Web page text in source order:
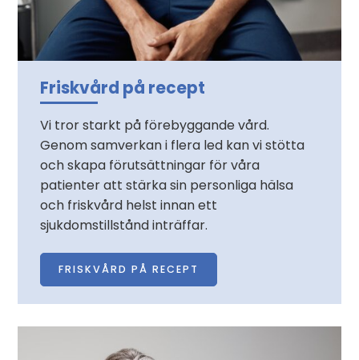
Friskvård på recept
Vi tror starkt på förebyggande vård.
Genom samverkan i flera led kan vi stötta
och skapa förutsättningar för våra
patienter att stärka sin personliga hälsa
och friskvård helst innan ett
sjukdomstillstånd inträffar.
FRISKVÅRD PÅ RECEPT